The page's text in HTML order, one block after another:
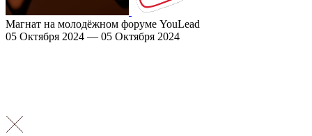
Магнат на молодёжном форуме YouLead
05 Октября 2024 — 05 Октября 2024